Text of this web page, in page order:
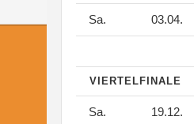
Sa. 03.04.
VIERTELFINALE
Sa. 19.12.